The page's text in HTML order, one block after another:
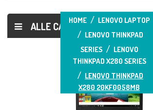
ALLE CATEGORIEËN
HOME
LENOVO LAPTOP
LENOVO THINKPAD
SERIES
LENOVO
THINKPAD X280 SERIES
LENOVO THINKPAD
X280 20KF0058MB